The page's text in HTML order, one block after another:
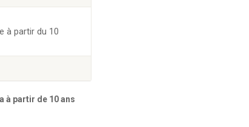
à partir du 10
à partir de 10 ans